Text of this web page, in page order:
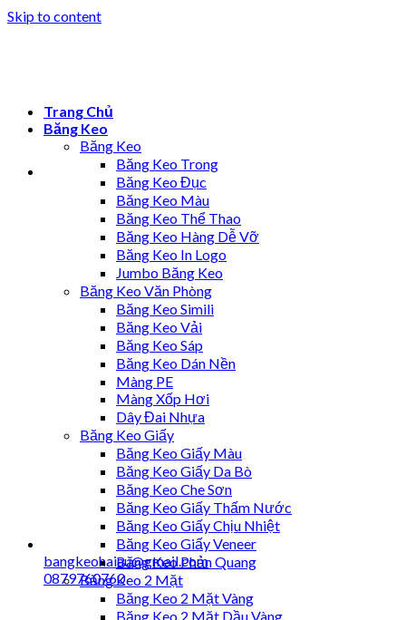
Skip to content
bangkeohaiau@gmail.com
0879760760
Trang Chủ
Băng Keo
Băng Keo
Băng Keo Trong
Băng Keo Đục
Băng Keo Màu
Băng Keo Thể Thao
Băng Keo Hàng Dễ Vỡ
Băng Keo In Logo
Jumbo Băng Keo
Băng Keo Văn Phòng
Băng Keo Simili
Băng Keo Vải
Băng Keo Sáp
Băng Keo Dán Nền
Màng PE
Màng Xốp Hơi
Dây Đai Nhựa
Băng Keo Giấy
Băng Keo Giấy Màu
Băng Keo Giấy Da Bò
Băng Keo Che Sơn
Băng Keo Giấy Thấm Nước
Băng Keo Giấy Chịu Nhiệt
Băng Keo Giấy Veneer
Băng Keo Phản Quang
Băng Keo 2 Mặt
Băng Keo 2 Mặt Vàng
Băng Keo 2 Mặt Dầu Vàng